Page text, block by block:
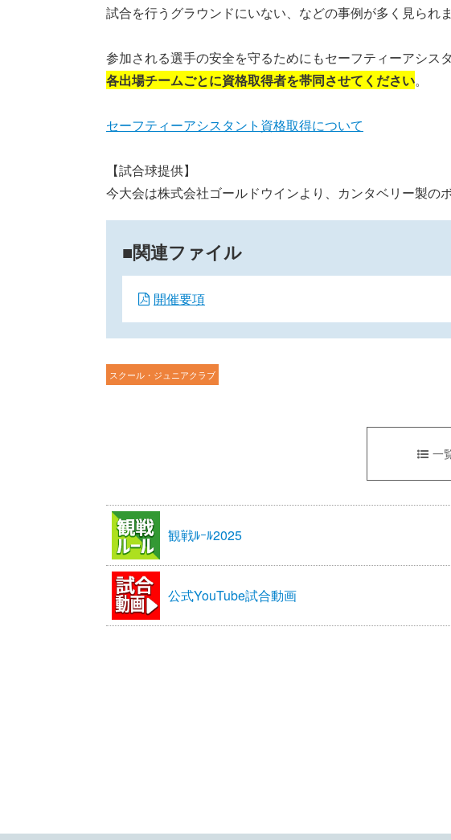
試合を行うグラウンドにいない、などの事例が多く見られま
参加される選手の安全を守るためにもセーフティーアシス
各出場チームごとに資格取得者を帯同させてください。
セーフティーアシスタント資格取得について
【試合球提供】
今大会は株式会社ゴールドウインより、カンタベリー製の
関連ファイル
開催要項
スクール・ジュニアクラブ
一
観戦ﾙｰﾙ2025
公式YouTube試合動画